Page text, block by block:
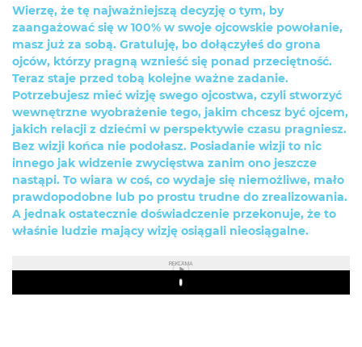
Wierzę, że tę najważniejszą decyzję o tym, by
zaangażować się w 100% w swoje ojcowskie powołanie,
masz już za sobą. Gratuluję, bo dołączyłeś do grona
ojców, którzy pragną wznieść się ponad przeciętność.
Teraz staje przed tobą kolejne ważne zadanie.
Potrzebujesz mieć wizję swego ojcostwa, czyli stworzyć
wewnętrzne wyobrażenie tego, jakim chcesz być ojcem,
jakich relacji z dziećmi w perspektywie czasu pragniesz.
Bez wizji końca nie podołasz. Posiadanie wizji to nic
innego jak widzenie zwycięstwa zanim ono jeszcze
nastąpi. To wiara w coś, co wydaje się niemożliwe, mało
prawdopodobne lub po prostu trudne do zrealizowania.
A jednak ostatecznie doświadczenie przekonuje, że to
właśnie ludzie mający wizję osiągali nieosiągalne.
REKLAMA
Play